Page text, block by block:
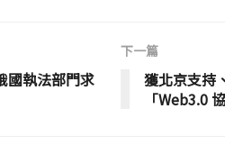
國執法部門求
下一篇
獲北京支持
「Web3.0